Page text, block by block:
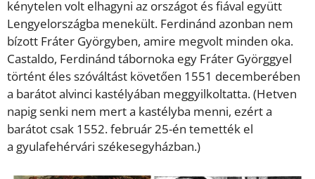
kénytelen volt elhagyni az országot és fiával együtt
Lengyelországba menekült. Ferdinánd azonban nem
bízott Fráter Györgyben, amire megvolt minden oka.
Castaldo, Ferdinánd tábornoka egy Fráter Györggyel
történt éles szóváltást követően 1551 decemberében
a barátot alvinci kastélyában meggyilkoltatta. (Hetven
napig senki nem mert a kastélyba menni, ezért a
barátot csak 1552. február 25-én temették el
a gyulafehérvári székesegyházban.)